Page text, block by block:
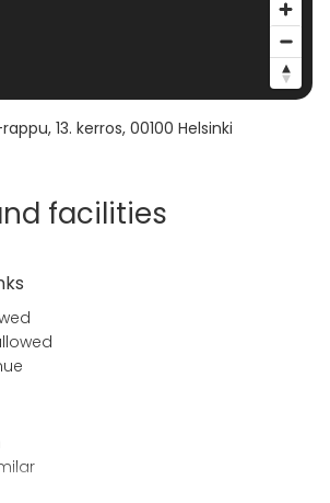
13. kerros, 00100 Helsinki
facilities